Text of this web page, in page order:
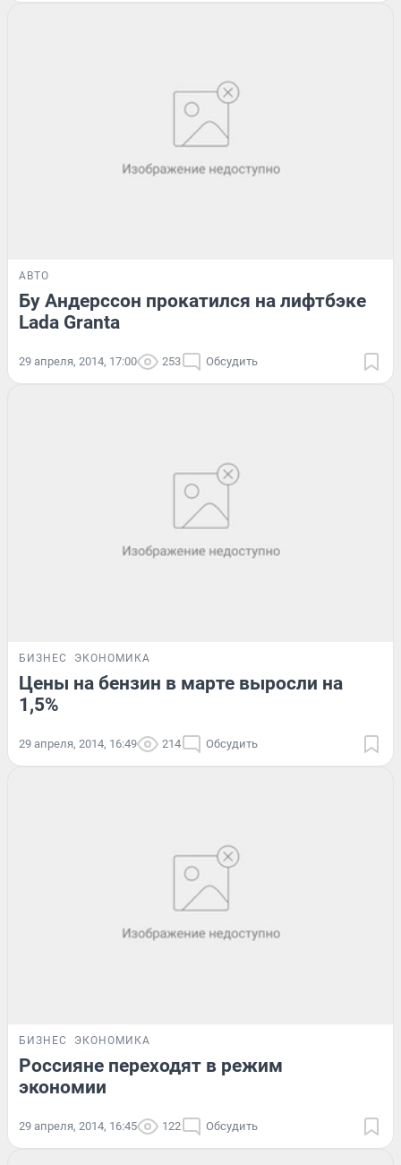
АВТО
Бу Андерссон прокатился на лифтбэке
Lada Granta
29 апреля, 2014, 17:00 253 Обсудить
БИЗНЕС ЭКОНОМИКА
Цены на бензин в марте выросли на
1,5%
29 апреля, 2014, 16:49 214 Обсудить
БИЗНЕС ЭКОНОМИКА
Россияне переходят в режим
экономии
29 апреля, 2014, 16:45 122 Обсудить